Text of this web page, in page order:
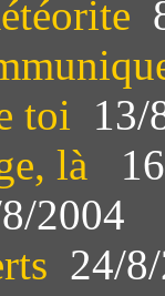
toi 13/
là
2004
24/